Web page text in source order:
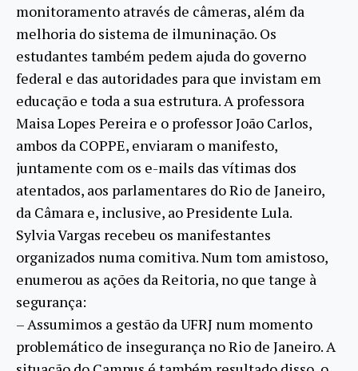
monitoramento através de câmeras, além da
melhoria do sistema de ilmuninação. Os
estudantes também pedem ajuda do governo
federal e das autoridades para que invistam em
educação e toda a sua estrutura. A professora
Maisa Lopes Pereira e o professor João Carlos,
ambos da COPPE, enviaram o manifesto,
juntamente com os e-mails das vítimas dos
atentados, aos parlamentares do Rio de Janeiro,
da Câmara e, inclusive, ao Presidente Lula.
Sylvia Vargas recebeu os manifestantes
organizados numa comitiva. Num tom amistoso,
enumerou as ações da Reitoria, no que tange à
segurança:
– Assumimos a gestão da UFRJ num momento
problemático de insegurança no Rio de Janeiro. A